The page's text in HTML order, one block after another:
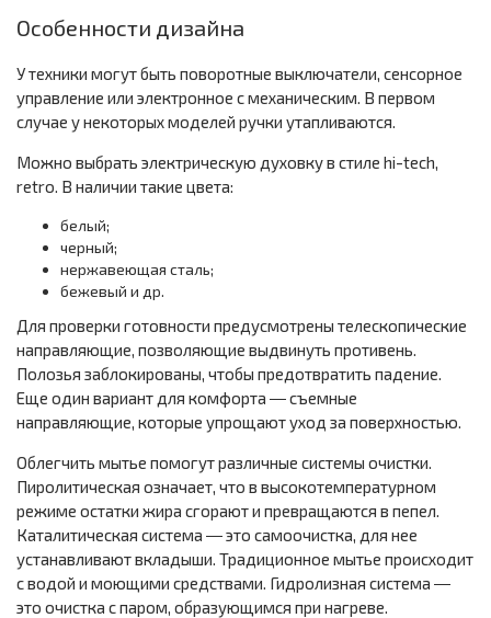
Особенности дизайна
У техники могут быть поворотные выключатели, сенсорное
управление или электронное с механическим. В первом
случае у некоторых моделей ручки утапливаются.
Можно выбрать электрическую духовку в стиле hi-tech,
retro. В наличии такие цвета:
белый;
черный;
нержавеющая сталь;
бежевый и др.
Для проверки готовности предусмотрены телескопические
направляющие, позволяющие выдвинуть противень.
Полозья заблокированы, чтобы предотвратить падение.
Еще один вариант для комфорта ― съемные
направляющие, которые упрощают уход за поверхностью.
Облегчить мытье помогут различные системы очистки.
Пиролитическая означает, что в высокотемпературном
режиме остатки жира сгорают и превращаются в пепел.
Каталитическая система ― это самоочистка, для нее
устанавливают вкладыши. Традиционное мытье происходит
с водой и моющими средствами. Гидролизная система ―
это очистка с паром, образующимся при нагреве.